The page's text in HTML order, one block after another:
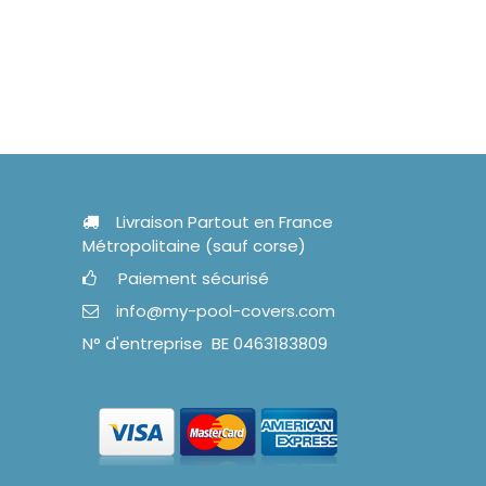
Livraison Partout en France
Métropolitaine (sauf corse)
Paiement sécurisé
info@my-pool-covers.com
N° d'entreprise BE 0463183809